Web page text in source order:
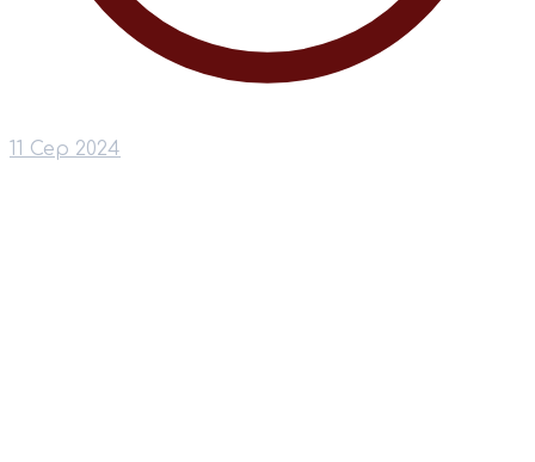
11 Сер 2024